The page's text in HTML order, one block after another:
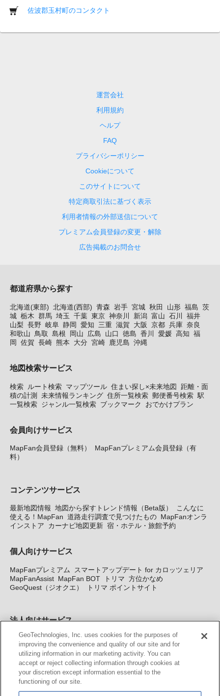
佐波郡玉村町のコンタクト
運営会社
利用規約
ヘルプ
FAQ
プライバシーポリシー
Cookieについて
このサイトについて
特定商取引法に基づく表示
利用者情報の外部送信について
プレミアム会員登録の変更・解除
広告掲載のお問合せ
都道府県から探す
北海道(東部) 北海道(西部) 青森 岩手 宮城 秋田 山形 福島 茨
城 栃木 群馬 埼玉 千葉 東京 神奈川 新潟 富山 石川
福井
山梨 長野 岐阜 静岡 愛知 三重 滋賀 大阪 京都 兵庫 奈良
和歌山
鳥取 島根 岡山 広島 山口 徳島 香川 愛媛 高知 福
岡
佐賀 長崎 熊本 大分 宮崎 鹿児島 沖縄
地図検索サービス
検索 ルート検索 マップツール 住まい探し×未来地図
距離・面
積の計測 未来情報ランキング 住所一覧検索 郵便番号検索 駅
一覧検索 ジャンル一覧検索 ブックマーク おでかけプラン
会員向けサービス
MapFan会員登録（無料）
MapFanプレミアム会員登録（有
料）
コンテンツサービス
最新地図情報 地図から探すトレンド情報（Beta版）
こんなに
使える！MapFan 道路走行調査で見つけたもの MapFanオンラ
インストア
カーナビ地図更新 宿・ホテル・旅館予約
個人向けサービス
MapFanプレミアム
スマートアップデート for カロッツェリア
MapFanAssist MapFan BOT トリマ 方位かなめ
GeoQuest（ジオクエ）
トリマ ポイントサイト
法人向けサービス
法人向け地図・位置情報サービス WEBサイト・システム向け地
図API Windows PC向け地図開発キット MapFan DB 住所確認
サービス
MAP WORLD+ トリマ広告 Geo-Research
カーナビ地図更新サービス
GeoTechnologies, Inc. uses cookies for the purposes of
improving the convenience and quality of our site and for
utilizing information in our marketing activity. You can
accept or reject collecting information through cookies at
your discretion except information essential to the
functioning of our site.